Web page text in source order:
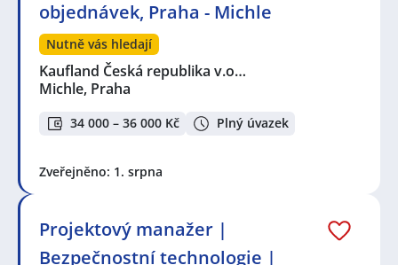
objednávek, Praha - Michle
Nutně vás hledají
Kaufland Česká republika v.o…
Michle, Praha
34 000 – 36 000 Kč Plný úvazek
Zveřejněno: 1. srpna
Projektový manažer |
Bezpečnostní technologie |